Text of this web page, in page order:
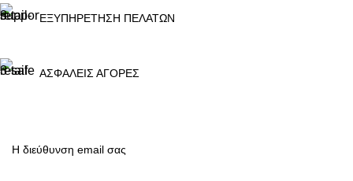
ΕΞΥΠΗΡΕΤΗΣΗ ΠΕΛΑΤΩΝ
ΑΣΦΑΛΕΙΣ ΑΓΟΡΕΣ